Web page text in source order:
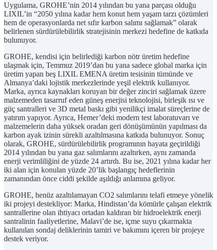
Uygulama, GROHE’nin 2014 yılından bu yana parçası olduğu
LIXIL’in “2050 yılına kadar hem konut hem yaşam tarzı çözümleri
hem de operasyonlarda net sıfır karbon salımı sağlamak” olarak
belirlenen sürdürülebilirlik stratejisinin merkezi hedefine de katkıda
bulunuyor.
GROHE, kendisi için belirlediği karbon nötr üretim hedefine
ulaşmak için, Temmuz 2019’dan bu yana sadece global marka için
üretim yapan beş LIXIL EMENA üretim tesisinin tümünde ve
Almanya’daki lojistik merkezlerinde yeşil elektrik kullanıyor.
Marka, ayrıca kaynakları koruyan bir değer zinciri sağlamak üzere
malzemeden tasarruf eden güneş enerjisi teknolojisi, birleşik ısı ve
güç santralleri ve 3D metal baskı gibi yenilikçi imalat süreçlerine de
yatırım yapıyor. Ayrıca, Hemer’deki modern test laboratuvarı ve
malzemelerin daha yüksek oradan geri dönüşümünün yapılması da
karbon ayak izinin sürekli azaltılmasına katkıda bulunuyor. Sonuç
olarak, GROHE, sürdürülebilirlik programının hayata geçirildiği
2014 yılından bu yana gaz salımlarını azaltırken, aynı zamanda
enerji verimliliğini de yüzde 24 artırdı. Bu ise, 2021 yılına kadar her
iki alan için konulan yüzde 20’lik başlangıç hedeflerinin
zamanından önce ciddi şekilde aşıldığı anlamına geliyor.
GROHE, henüz azaltılamayan CO2 salımlarını telafi etmeye yönelik
iki projeyi destekliyor: Marka, Hindistan’da kömürle çalışan elektrik
santrallerine olan ihtiyacı ortadan kaldıran bir hidroelektrik enerji
santralinin faaliyetlerine, Malavi’de ise, içme suyu çıkarmakta
kullanılan sondaj deliklerinin tamiri ve bakımını içeren bir projeye
destek veriyor.